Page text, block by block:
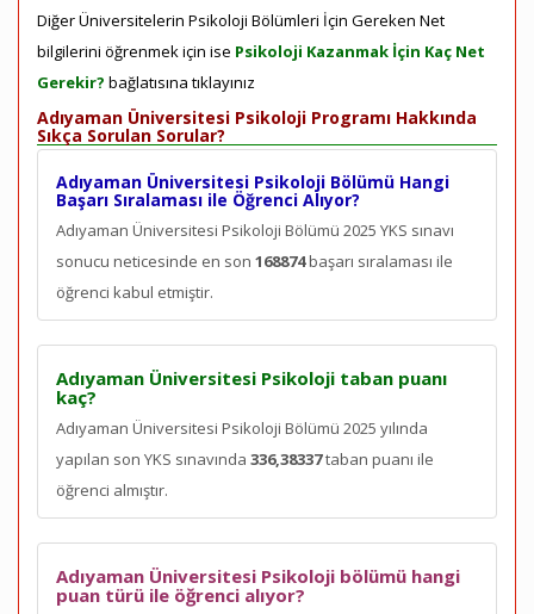
Diğer Üniversitelerin Psikoloji Bölümleri İçin Gereken Net
bilgilerini öğrenmek için ise Psikoloji Kazanmak İçin Kaç Net
Gerekir? bağlatısına tıklayınız
Adıyaman Üniversitesi Psikoloji Programı Hakkında
Sıkça Sorulan Sorular?
Adıyaman Üniversitesi Psikoloji Bölümü Hangi
Başarı Sıralaması ile Öğrenci Alıyor?
Adıyaman Üniversitesi Psikoloji Bölümü 2025 YKS sınavı
sonucu neticesinde en son 168874başarı sıralaması ile
öğrenci kabul etmiştir.
Adıyaman Üniversitesi Psikoloji taban puanı
kaç?
Adıyaman Üniversitesi Psikoloji Bölümü 2025 yılında
yapılan son YKS sınavında 336,38337taban puanı ile
öğrenci almıştır.
Adıyaman Üniversitesi Psikoloji bölümü hangi
puan türü ile öğrenci alıyor?